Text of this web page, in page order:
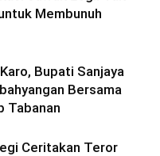
Membunuh
Bupati Sanjaya
Bersama
Tabanan
Ceritakan Teror